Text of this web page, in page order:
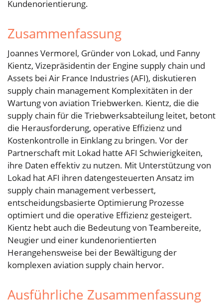
Kundenorientierung.
Zusammenfassung
Joannes Vermorel, Gründer von Lokad, und Fanny
Kientz, Vizepräsidentin der Engine supply chain und
Assets bei Air France Industries (AFI), diskutieren
supply chain management Komplexitäten in der
Wartung von aviation Triebwerken. Kientz, die die
supply chain für die Triebwerksabteilung leitet, betont
die Herausforderung, operative Effizienz und
Kostenkontrolle in Einklang zu bringen. Vor der
Partnerschaft mit Lokad hatte AFI Schwierigkeiten,
ihre Daten effektiv zu nutzen. Mit Unterstützung von
Lokad hat AFI ihren datengesteuerten Ansatz im
supply chain management verbessert,
entscheidungsbasierte Optimierung Prozesse
optimiert und die operative Effizienz gesteigert.
Kientz hebt auch die Bedeutung von Teambereite,
Neugier und einer kundenorientierten
Herangehensweise bei der Bewältigung der
komplexen aviation supply chain hervor.
Ausführliche Zusammenfassung